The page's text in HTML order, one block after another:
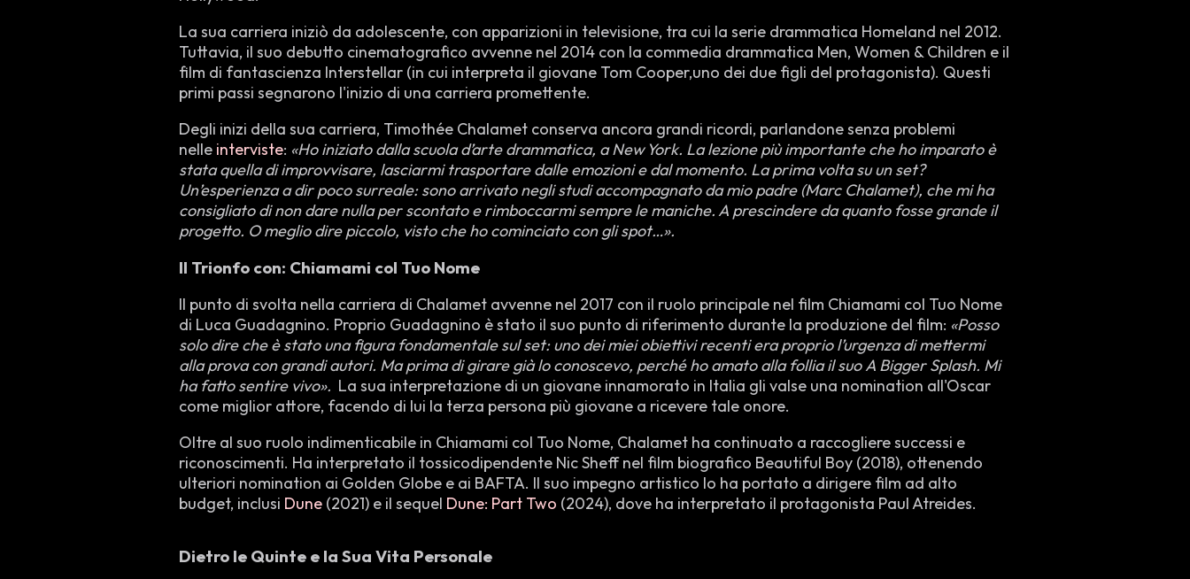
La sua carriera iniziò da adolescente, con apparizioni in televisione, tra cui la serie drammatica Homeland nel 2012.
Tuttavia, il suo debutto cinematografico avvenne nel 2014 con la commedia drammatica Men, Women & Children e il
film di fantascienza Interstellar (in cui interpreta il giovane Tom Cooper,uno dei due figli del protagonista). Questi
primi passi segnarono l'inizio di una carriera promettente.
Degli inizi della sua carriera, Timothée Chalamet conserva ancora grandi ricordi, parlandone senza problemi
nelle interviste: «Ho iniziato dalla scuola d’arte drammatica, a New York. La lezione più importante che ho imparato è
stata quella di improvvisare, lasciarmi trasportare dalle emozioni e dal momento. La prima volta su un set?
Un’esperienza a dir poco surreale: sono arrivato negli studi accompagnato da mio padre (Marc Chalamet), che mi ha
consigliato di non dare nulla per scontato e rimboccarmi sempre le maniche. A prescindere da quanto fosse grande il
progetto. O meglio dire piccolo, visto che ho cominciato con gli spot…».
Il Trionfo con: Chiamami col Tuo Nome
Il punto di svolta nella carriera di Chalamet avvenne nel 2017 con il ruolo principale nel film Chiamami col Tuo Nome
di Luca Guadagnino. Proprio Guadagnino è stato il suo punto di riferimento durante la produzione del film: «Posso
solo dire che è stato una figura fondamentale sul set: uno dei miei obiettivi recenti era proprio l’urgenza di mettermi
alla prova con grandi autori. Ma prima di girare già lo conoscevo, perché ho amato alla follia il suo A Bigger Splash. Mi
ha fatto sentire vivo». La sua interpretazione di un giovane innamorato in Italia gli valse una nomination all'Oscar
come miglior attore, facendo di lui la terza persona più giovane a ricevere tale onore.
Oltre al suo ruolo indimenticabile in Chiamami col Tuo Nome, Chalamet ha continuato a raccogliere successi e
riconoscimenti. Ha interpretato il tossicodipendente Nic Sheff nel film biografico Beautiful Boy (2018), ottenendo
ulteriori nomination ai Golden Globe e ai BAFTA. Il suo impegno artistico lo ha portato a dirigere film ad alto
budget, inclusi Dune(2021) e il sequel Dune: Part Two (2024), dove ha interpretato il protagonista Paul Atreides.
Dietro le Quinte e la Sua Vita Personale